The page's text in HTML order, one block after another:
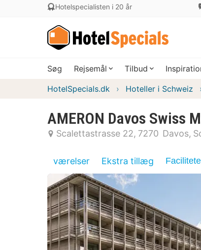
Hotelspecialisten i 20 år
Søg Rejsemål Tilbud
HotelSpecials.dk Hoteller i Schweiz
AMERON Davos Swiss
Scalettastrasse 22 7270 Davos
værelser Ekstra tillæg